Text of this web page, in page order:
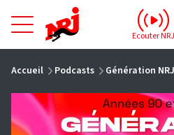
NRJ - Accueil
Ecouter NRJ
Accueil Podcasts Génération